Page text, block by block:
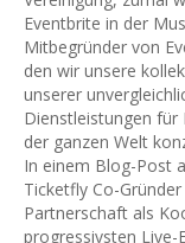
Eventbrite in der
Mitbegründer von
den wir unsere
unserer
Dienstleistungen
der ganzen Welt
In einem Blog-Post
Ticketfly Co-
Partnerschaft als
progressivsten Live-